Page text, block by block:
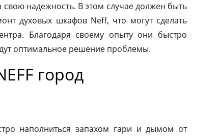
надежность. В этом случае должен быть
духовых шкафов Neff, что могут сделать
Благодаря своему опыту они быстро
оптимальное решение проблемы.
город
наполниться запахом гари и дымом от